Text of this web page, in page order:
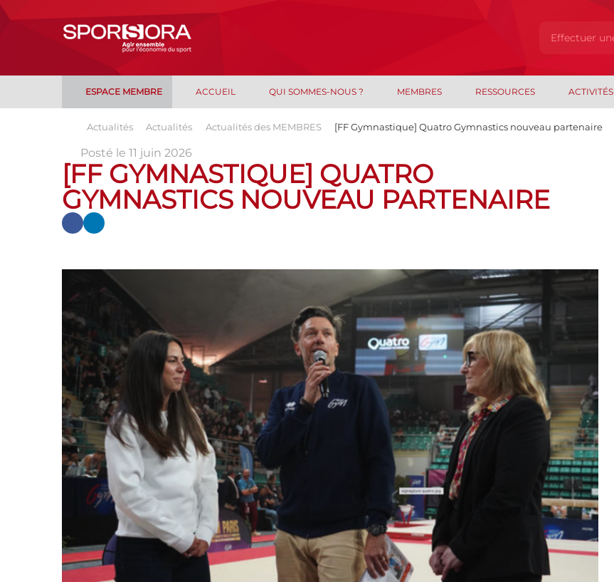
ESPACE MEMBRE ACCUEIL QUI SOMMES-NOUS ? MEMBRES RESSOURCES ACTIVITÉS
Actualités Actualités Actualités des MEMBRES [FF Gymnastique] Quatro Gymnastics nouveau partenaire
Posté le 11 juin 2026
[FF GYMNASTIQUE] QUATRO
GYMNASTICS NOUVEAU PARTENAIRE